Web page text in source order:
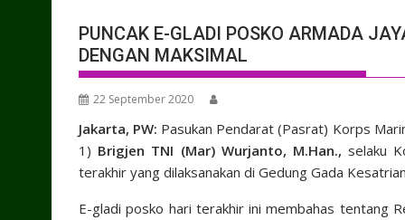
PUNCAK E-GLADI POSKO ARMADA
DENGAN MAKSIMAL
22 September 2020
Jakarta, PW: Pasukan Pendarat (Pasrat) Korps
1) Brigjen TNI (Mar) Wurjanto, M.Han., selaku
terakhir yang dilaksanakan di Gedung Gada
E-gladi posko hari terakhir ini membahas tentang